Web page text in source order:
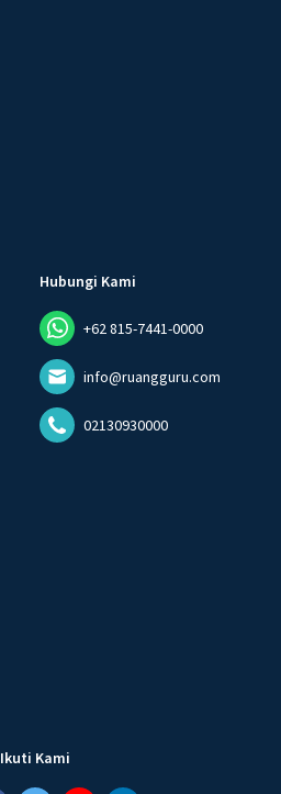
Hubungi Kami
+62 815-7441-0000
info@ruangguru.com
02130930000
Ikuti Kami